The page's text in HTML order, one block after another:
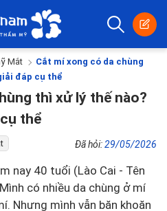
Mắt
Cắt mí xong có da chùng
đáp cụ thể
thì xử lý thế nào?
thể
Đã hỏi:29/05/2026
nay 40 tuổi (Lào Cai - Tên
có nhiều da chùng ở mí
Nhưng mình vẫn băn khoăn